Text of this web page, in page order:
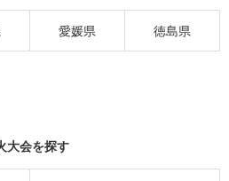
愛媛県 徳島県
大会を探す